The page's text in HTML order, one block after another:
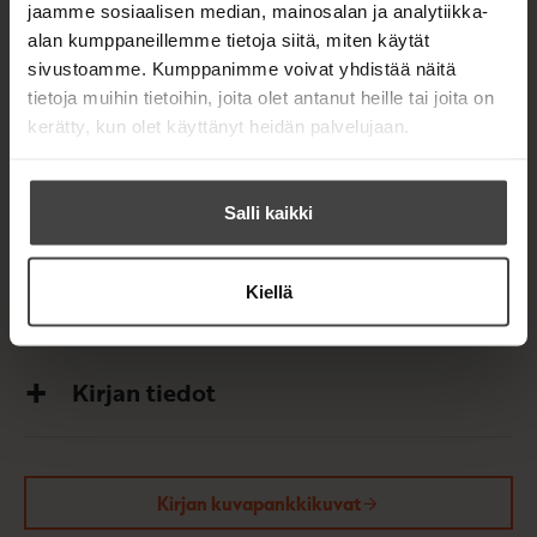
jaamme sosiaalisen median, mainosalan ja analytiikka-
alan kumppaneillemme tietoja siitä, miten käytät
sivustoamme. Kumppanimme voivat yhdistää näitä
tietoja muihin tietoihin, joita olet antanut heille tai joita on
kerätty, kun olet käyttänyt heidän palvelujaan.
Salli kaikki
Kiellä
miten pahasti ennusteet ovat menneet pieleen, ja
minkälaista vahinkoa hätiköidyllä
ilmastopolitiikalla on saatu aikaan?
Toimittaja Matti Virtanen (s. 1955) on alun perin
luonnonhistoriaan sai hänet epäilemään
poliitikkojen ja median tarjoilemia yleisiä
maailmanselityksiä ja uhkakuvia. Epäilyyn on
aihetta, vaikka uhat on kuorrutettu tieteen
Kirjan tiedot
Kirjan kuvapankkikuvat